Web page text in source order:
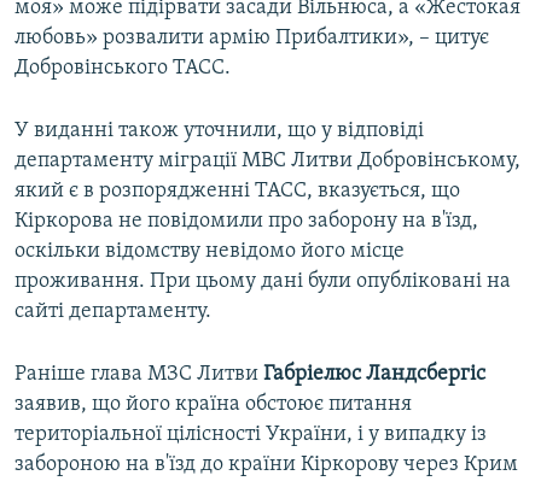
моя» може підірвати засади Вільнюса, а «Жестокая
любовь» розвалити армію Прибалтики», – цитує
Добровінського ТАСС.
У виданні також уточнили, що у відповіді
департаменту міграції МВС Литви Добровінському,
який є в розпорядженні ТАСС, вказується, що
Кіркорова не повідомили про заборону на в'їзд,
оскільки відомству невідомо його місце
проживання. При цьому дані були опубліковані на
сайті департаменту.
Раніше глава МЗС Литви Габріелюс Ландсбергіс
заявив, що його країна обстоює питання
територіальної цілісності України, і у випадку із
забороною на в'їзд до країни Кіркорову через Крим